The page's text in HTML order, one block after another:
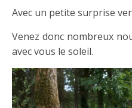
Avec un petite surprise
Venez donc nombreux
avec vous le soleil.